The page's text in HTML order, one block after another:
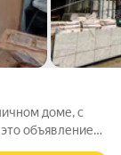
доме, с
объявление